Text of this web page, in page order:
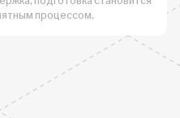
процессом.